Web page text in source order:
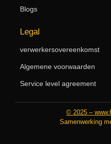
Blogs
Legal
verwerkersovereenkomst
Algemene voorwaarden
Service level agreement
© 2025 –
Samenwerking